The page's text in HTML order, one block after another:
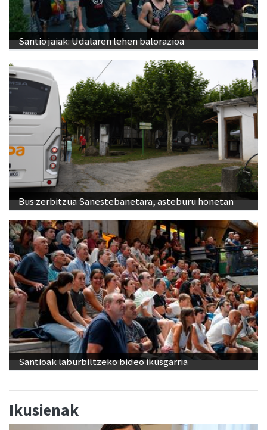
Santio jaiak: Udalaren lehen balorazioa
Bus zerbitzua Sanestebanetara, asteburu honetan
Santioak laburbiltzeko bideo ikusgarria
Ikusienak